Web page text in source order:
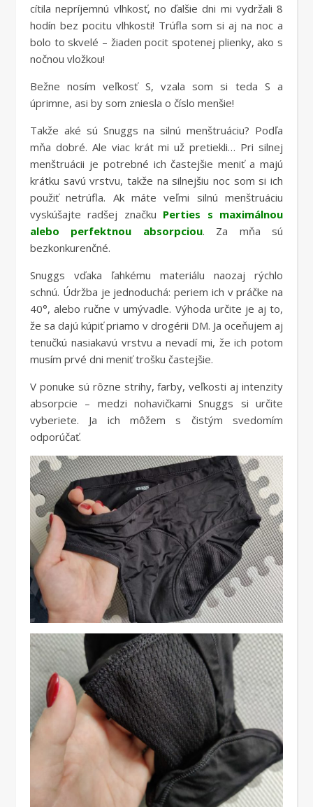
cítila nepríjemnú vlhkosť, no ďalšie dni mi vydržali 8
hodín bez pocitu vlhkosti! Trúfla som si aj na noc a
bolo to skvelé – žiaden pocit spotenej plienky, ako s
nočnou vložkou!
Bežne nosím veľkosť S, vzala som si teda S a
úprimne, asi by som zniesla o číslo menšie!
Takže aké sú Snuggs na silnú menštruáciu? Podľa
mňa dobré. Ale viac krát mi už pretiekli… Pri silnej
menštruácii je potrebné ich častejšie meniť a majú
krátku savú vrstvu, takže na silnejšiu noc som si ich
použiť netrúfla. Ak máte veľmi silnú menštruáciu
vyskúšajte radšej značku Perties s maximálnou
alebo perfektnou absorpciou. Za mňa sú
bezkonkurenčné.
Snuggs vďaka ľahkému materiálu naozaj rýchlo
schnú. Údržba je jednoduchá: periem ich v práčke na
40°, alebo ručne v umývadle. Výhoda určite je aj to,
že sa dajú kúpiť priamo v drogérii DM. Ja oceňujem aj
tenučkú nasiakavú vrstvu a nevadí mi, že ich potom
musím prvé dni meniť trošku častejšie.
V ponuke sú rôzne strihy, farby, veľkosti aj intenzity
absorpcie – medzi nohavičkami Snuggs si určite
vyberiete. Ja ich môžem s čistým svedomím
odporúčať.